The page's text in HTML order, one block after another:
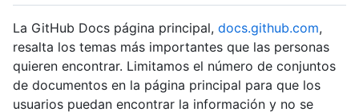
La GitHub Docs página principal, docs.github.com,
resalta los temas más importantes que las personas
quieren encontrar. Limitamos el número de conjuntos
de documentos en la página principal para que los
usuarios puedan encontrar la información y no se